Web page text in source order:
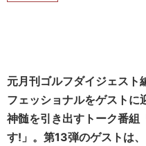
元月刊ゴルフダイジェスト
フェッショナルをゲストに
神髄を引き出すトーク番組
す!」。第13弾のゲストは